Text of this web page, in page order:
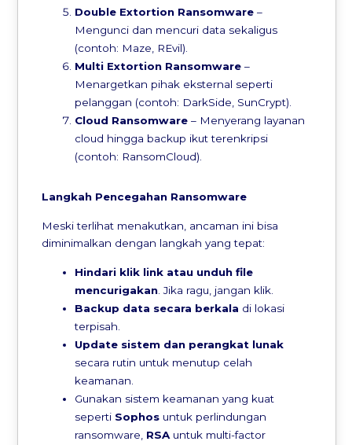
Double Extortion Ransomware–
Mengunci dan mencuri data sekaligus
(contoh: Maze, REvil).
Multi Extortion Ransomware–
Menargetkan pihak eksternal seperti
pelanggan (contoh: DarkSide, SunCrypt).
Cloud Ransomware– Menyerang layanan
cloud hingga backup ikut terenkripsi
(contoh: RansomCloud).
Langkah Pencegahan Ransomware
Meski terlihat menakutkan, ancaman ini bisa
diminimalkan dengan langkah yang tepat:
Hindari klik link atau unduh file
mencurigakan. Jika ragu, jangan klik.
Backup data secara berkala di lokasi
terpisah.
Update sistem dan perangkat lunak
secara rutin untuk menutup celah
keamanan.
Gunakan sistem keamanan yang kuat
seperti Sophosuntuk perlindungan
ransomware, RSAuntuk multi-factor